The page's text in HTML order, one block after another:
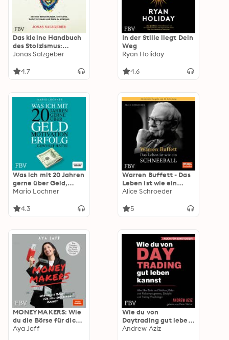
Das kleine Handbuch
des Stoizismus:
Zeitlose
Stärke,
Jonas Salzgeber
4.7
In der Stille liegt Dein
Weg
Ryan Holiday
4.6
Was ich mit 20 Jahren
gerne über Geld,
Motivation, Erfolg
Mario Lochner
4.3
Warren Buffett - Das
Leben ist wie ein
Schneeball
Alice Schroeder
5
MONEYMAKERS: Wie
du die Börse für dich
entdecken kannst
Aya Jaff
Wie du von
Daytrading gut leben
kannst: Aktienhandel
Andrew Aziz